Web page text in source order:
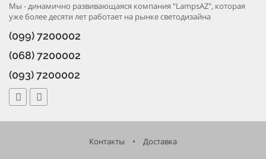
Мы - динамично развивающаяся компания "LampsAZ", которая
уже более десяти лет работает на рынке светодизайна
(099) 7200002
(068) 7200002
(093) 7200002
Контакты • Доставка